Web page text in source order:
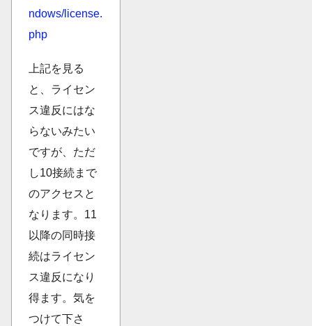
ndows/license.
php
上記を見る
と、ライセン
ス違反にはな
らないみたい
ですが、ただ
し10接続まで
のアクセスと
なります。11
以降の同時接
続はライセン
ス違反になり
得ます。気を
つけて下さ